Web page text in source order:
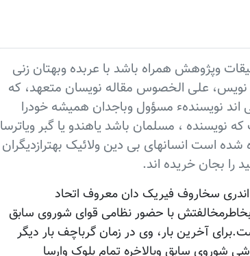
وپژوهش همراه باشد با عربده وبهتان زنی
نویس، علی الخصوس مقاله نویسان متعهد، که
اند نویسندهء مسؤول وباجدان همیشه خودرا
، مسلمان باشد یاهندو یا گبر ویاترسا
است انسانهای بی دین ولائیک بهترازدیگران
را بجان خریده اند.
اندری سخاروف فیریک دان معروف اتحاد
بخاطرمخالفتش با حضور نظامی قوای شوروی سابق
آخرین بار، وی در زمان گرباچف بار دیگر
شوروی سابق وبالاخره تمام بلوک وارسا